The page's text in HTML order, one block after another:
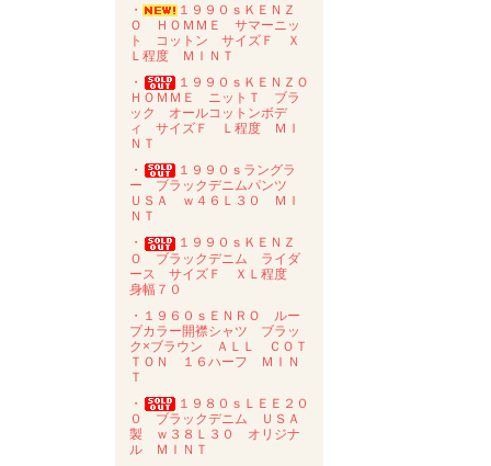
・
１９９０ｓＫＥＮＺ
Ｏ ＨＯＭＭＥ サマーニッ
ト コットン サイズＦ Ｘ
Ｌ程度 ＭＩＮＴ
・
１９９０ｓＫＥＮＺＯ
ＨＯＭＭＥ ニットＴ ブラ
ック オールコットンボデ
ィ サイズＦ Ｌ程度 ＭＩ
ＮＴ
・
１９９０ｓラングラ
ー ブラックデニムパンツ
ＵＳＡ ｗ４６Ｌ３０ ＭＩ
ＮＴ
・
１９９０ｓＫＥＮＺ
Ｏ ブラックデニム ライダ
ース サイズＦ ＸＬ程度
身幅７０
・１９６０ｓＥＮＲＯ ルー
プカラー開襟シャツ ブラッ
ク×ブラウン ＡＬＬ ＣＯＴ
ＴＯＮ １６ハーフ ＭＩＮ
Ｔ
・
１９８０ｓＬＥＥ２０
０ ブラックデニム ＵＳＡ
製 ｗ３８Ｌ３０ オリジナ
ル ＭＩＮＴ